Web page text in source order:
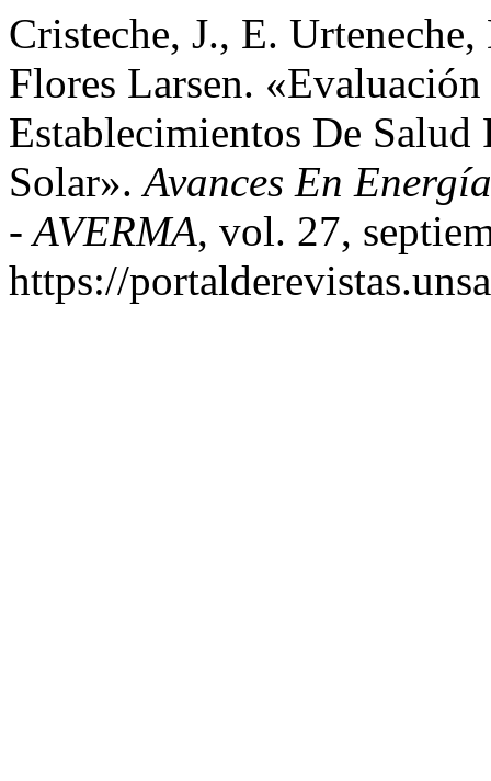
Cristeche, J., E.
Flores Larsen.
Establecimientos De
Solar».Avances En
- AVERMA, vol. 27,
https://